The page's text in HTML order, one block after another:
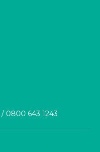
/ 0800 643 1243